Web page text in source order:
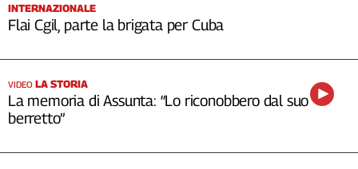
INTERNAZIONALE
Flai Cgil, parte la brigata per Cuba
VIDEO LA STORIA
La memoria di Assunta: “Lo riconobbero dal suo
berretto”